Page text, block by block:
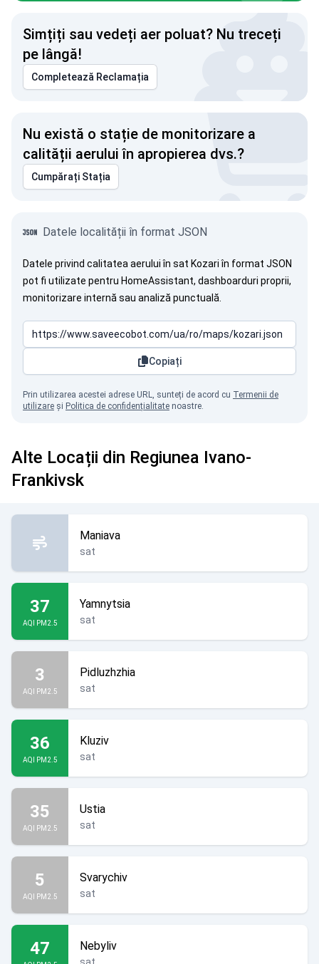
Simțiți sau vedeți aer poluat? Nu treceți
pe lângă!
Completează Reclamația
Nu există o stație de monitorizare a
calității aerului în apropierea dvs.?
Cumpărați Stația
Datele localității în format JSON
Datele privind calitatea aerului în sat Kozari în format JSON
pot fi utilizate pentru HomeAssistant, dashboarduri proprii,
monitorizare internă sau analiză punctuală.
Copiați
Prin utilizarea acestei adrese URL, sunteți de acord cu Termenii de
utilizare și Politica de confidențialitate noastre.
Alte Locații din Regiunea Ivano-
Frankivsk
Maniava
sat
37
AQI PM2.5
Yamnytsia
sat
3
AQI PM2.5
Pidluzhzhia
sat
36
AQI PM2.5
Kluziv
sat
35
AQI PM2.5
Ustia
sat
5
AQI PM2.5
Svarychiv
sat
47 Nebyliv